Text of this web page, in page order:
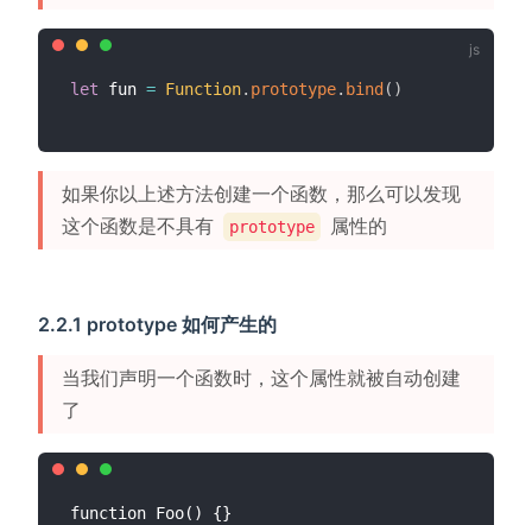
let fun = Function. prototype. bind ( )
如果你以上述方法创建一个函数，那么可以发现
这个函数是不具有
prototype 属性的
2.2.1 prototype 如何产生的
当我们声明一个函数时，这个属性就被自动创建
了